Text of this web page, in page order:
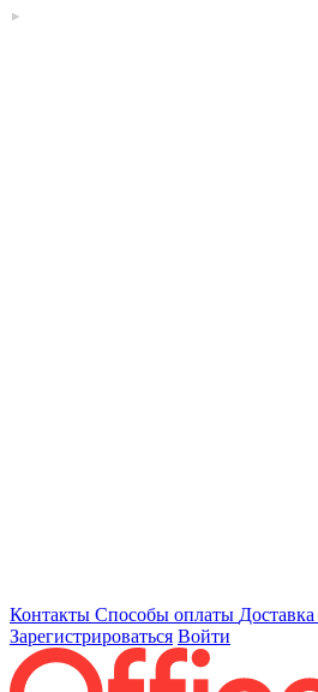
Контакты Способы оплаты Доставка
Зарегистрироваться Войти